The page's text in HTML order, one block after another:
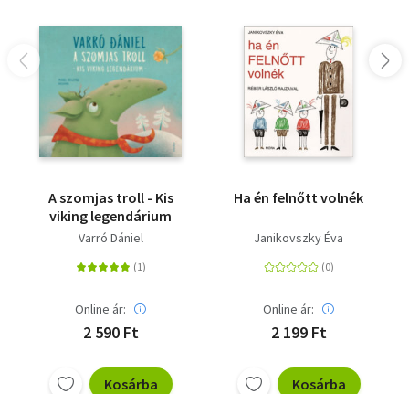
A szomjas troll - Kis
viking legendárium
Varró Dániel
Online ár:
2 590 Ft
Kosárba
Ha én felnőtt volnék
Janikovszky Éva
Online ár:
2 199 Ft
Kosárba